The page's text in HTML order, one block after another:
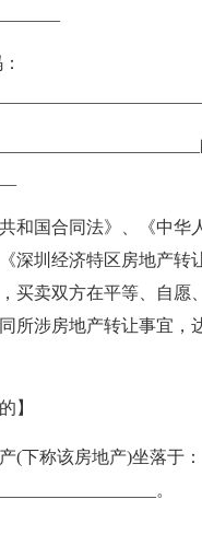
和国合同法》、《中华
深圳经济特区房地产转
买卖双方在平等、自愿
所涉房地产转让事宜，
】
(下称该房地产)坐落于：
。